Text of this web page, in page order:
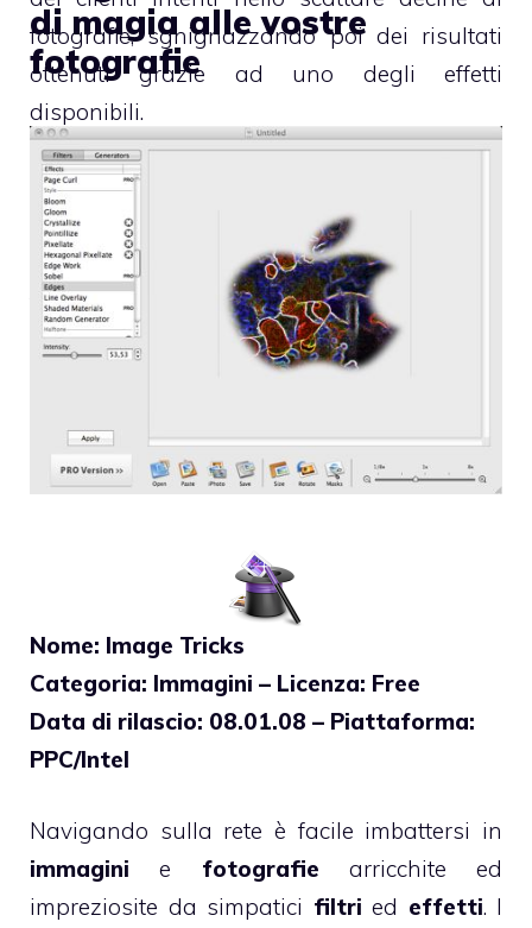
fotografie, sghignazzando poi dei risultati
ottenuti grazie ad uno degli effetti
disponibili.
Il piccolosoftwareche vi presentiamo oggi
è volto ad espandere ulteriormente le
possibilità offerte dagli “
introducendone
48 nuove e simpatiche
variazioni
di magia alle vostre
fotografie
Nome: Image Tricks
Categoria: Immagini – Licenza: Free
Data di rilascio: 08.01.08 – Piattaforma:
PPC/Intel
Navigando sulla rete è facile imbattersi in
immagini e fotografie arricchite ed
impreziosite da simpatici filtri ed effetti. I